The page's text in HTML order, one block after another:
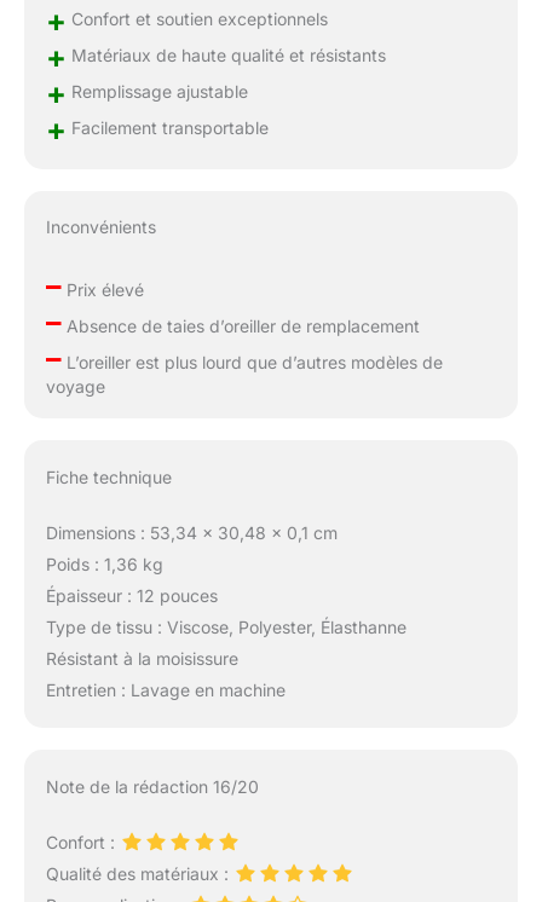
Therapy, Popular
Science, Allure, The
Magazine, The Snooze
une entreprise familiale
dédiée à rendre le
fermes et des
qualité de sommeil.
votre repos. Faites-
+ Confort et soutien exceptionnels
+ Matériaux de haute qualité et résistants
+ Remplissage ajustable
+ Facilement transportable
Inconvénients
–Prix élevé
–Absence de taies d’oreiller de remplacement
–L’oreiller est plus lourd que d’autres modèles de
voyage
Fiche technique
Dimensions : 53,34 x 30,48 x 0,1 cm
Poids : 1,36 kg
Épaisseur : 12 pouces
Type de tissu : Viscose, Polyester, Élasthanne
Résistant à la moisissure
Entretien : Lavage en machine
Note de la rédaction 16/20
Confort :
Qualité des matériaux :